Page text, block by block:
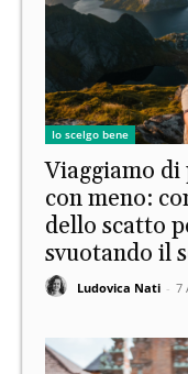
Io scelgo bene
Viaggiamo
con meno:
dello scatto
svuotando il
Ludovica Nati - 7